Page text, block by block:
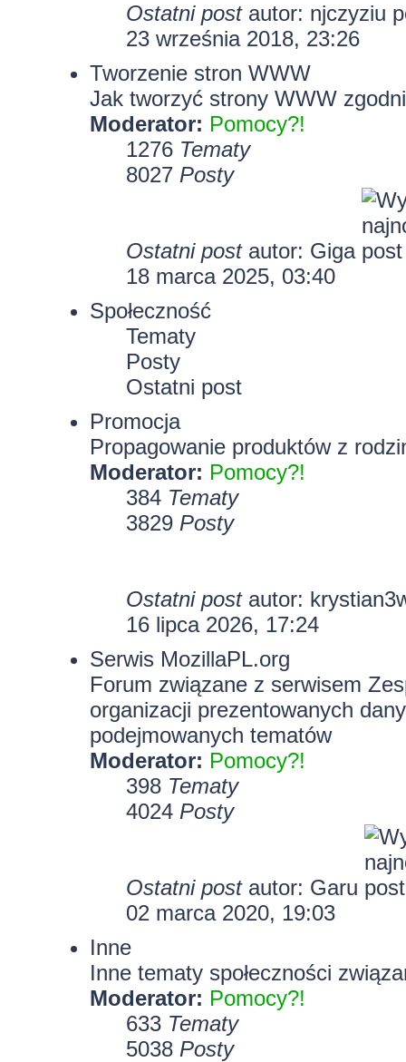
Ostatni postautor: njczyziu
23 września 2018, 23:26
Tworzenie stron WWW
Jak tworzyć strony WWW
Moderator: Pomocy?!
1276 Tematy
8027 Posty
Ostatni postautor: Giga
18 marca 2025, 03:40
Społeczność
Tematy
Posty
Ostatni post
Promocja
Propagowanie produktów z
Moderator: Pomocy?!
384 Tematy
3829 Posty
Ostatni postautor:
16 lipca 2026, 17:24
Serwis MozillaPL.org
Forum związane z serwisem
organizacji prezentowanych
podejmowanych tematów
Moderator: Pomocy?!
398 Tematy
4024 Posty
Ostatni postautor: Garu
02 marca 2020, 19:03
Inne
Inne tematy społeczności
Moderator: Pomocy?!
633 Tematy
5038 Posty